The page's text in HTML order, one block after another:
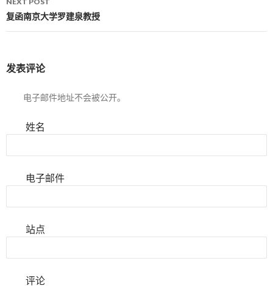
复函南京大学罗建泉教授
发表评论
电子邮件地址不会被公开。
姓名
电子邮件
站点
评论